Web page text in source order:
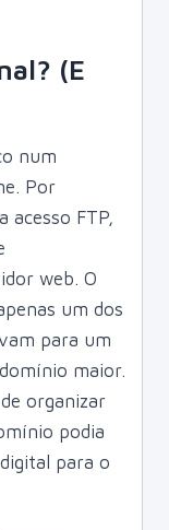
(E
num
Por
FTP,
web. O
um dos
para um
maior.
organizar
podia
para o